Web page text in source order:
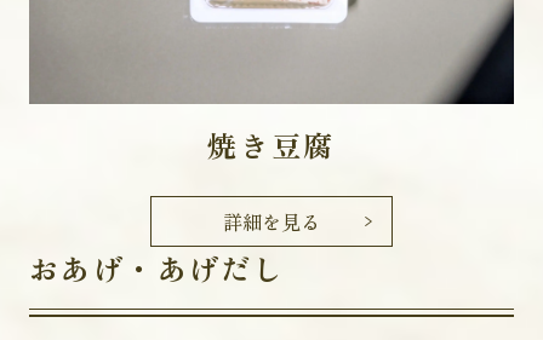
焼き豆腐
詳細を見る
おあげ・あげだし